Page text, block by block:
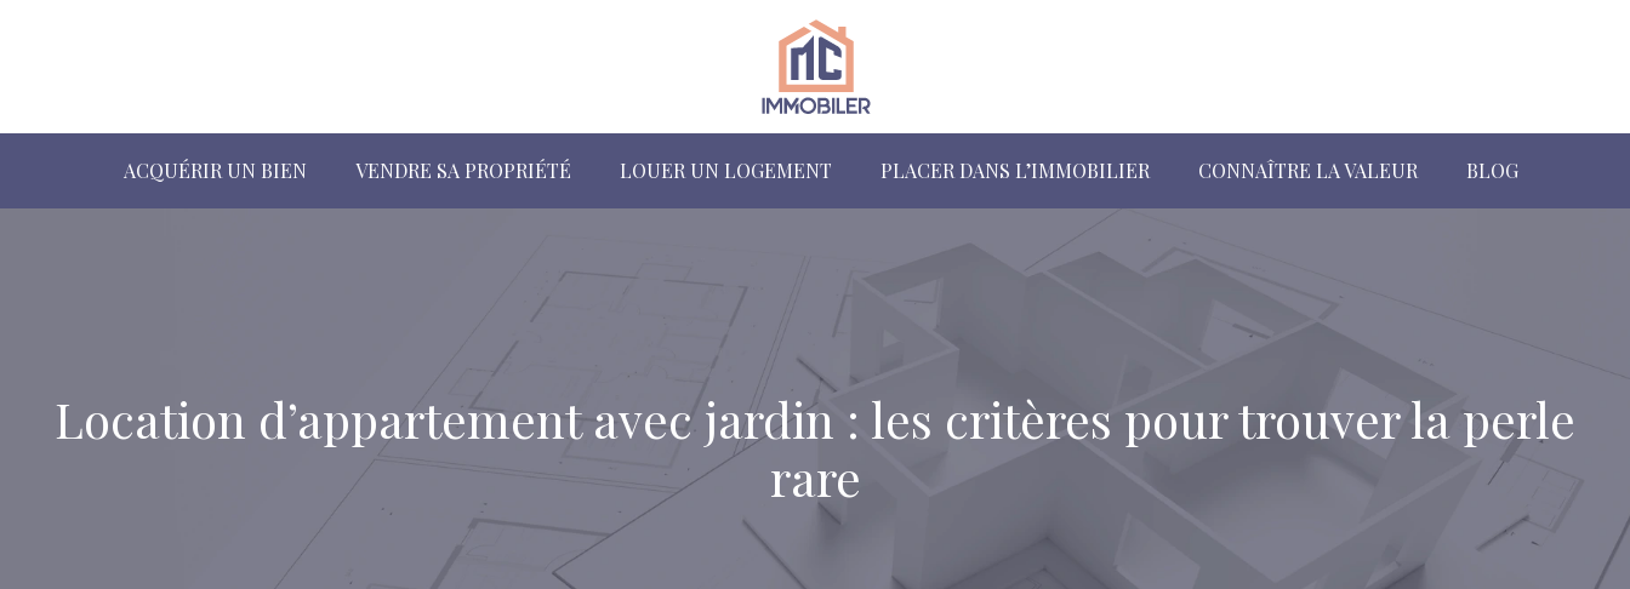
ACQUÉRIR UN BIEN VENDRE SA PROPRIÉTÉ LOUER UN LOGEMENT PLACER DANS L’IMMOBILIER CONNAÎTRE LA VALEUR BLOG
Location d’appartement avec jardin : les critères pour trouver la perle
rare